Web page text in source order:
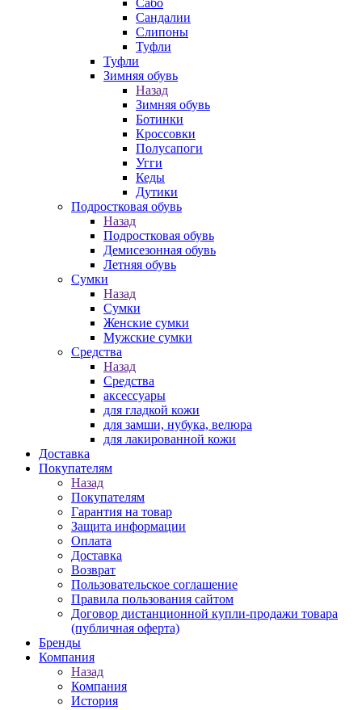
Сабо
Сандалии
Слипоны
Туфли
Туфли
Зимняя обувь
Назад
Зимняя обувь
Ботинки
Кроссовки
Полусапоги
Угги
Кеды
Дутики
Подростковая обувь
Назад
Подростковая обувь
Демисезонная обувь
Летняя обувь
Сумки
Назад
Сумки
Женские сумки
Мужские сумки
Средства
Назад
Средства
аксессуары
для гладкой кожи
для замши, нубука, велюра
для лакированной кожи
Доставка
Покупателям
Назад
Покупателям
Гарантия на товар
Защита информации
Оплата
Доставка
Возврат
Пользовательское соглашение
Правила пользования сайтом
Договор дистанционной купли-продажи товара
(публичная оферта)
Бренды
Компания
Назад
Компания
История